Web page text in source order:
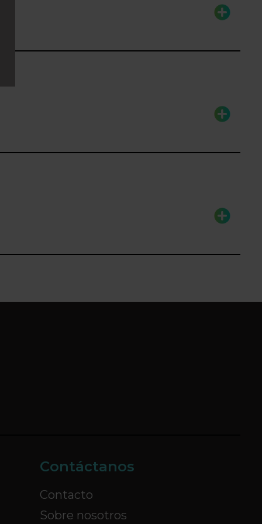
Contáctanos
Contacto
Sobre nosotros